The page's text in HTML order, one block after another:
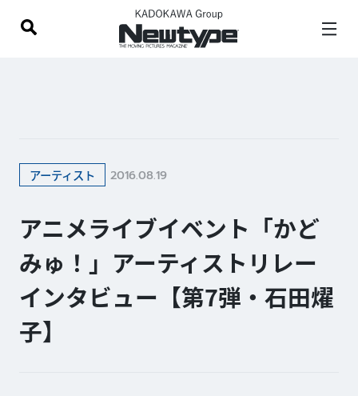
アーティスト 2016.08.19
アニメライブイベント「かど
みゅ！」アーティストリレー
インタビュー【第7弾・石田燿
子】